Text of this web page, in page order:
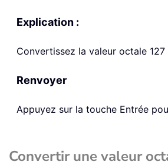
Explication :
Convertissez la valeur octale 127
Renvoyer
Appuyez sur la touche Entrée
Convertir une valeur